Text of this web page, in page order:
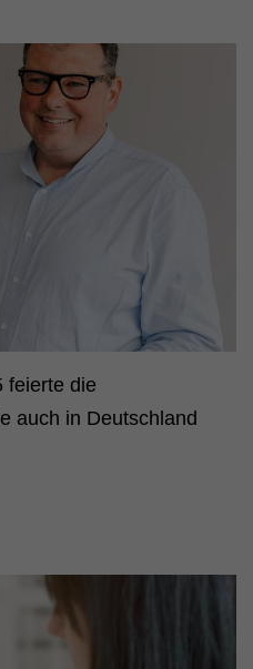
feierte die
auch in Deutschland